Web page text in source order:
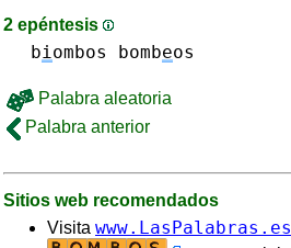
2 epéntesis
biombos bombeos
Palabra aleatoria
Palabra anterior
Sitios web recomendados
Visita www.LasPalabras.es